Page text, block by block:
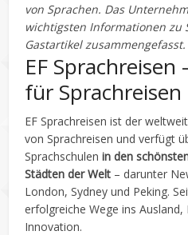
von Sprachen. Das
wichtigsten Informationen zu
Gastartikel zusammengefasst.
EF Sprachreisen
für Sprachreisen
EF Sprachreisen ist der
von Sprachreisen und verfügt
Sprachschulenin den
Städten der Welt – darunter
London, Sydney und Peking.
erfolgreiche Wege ins
Innovation.